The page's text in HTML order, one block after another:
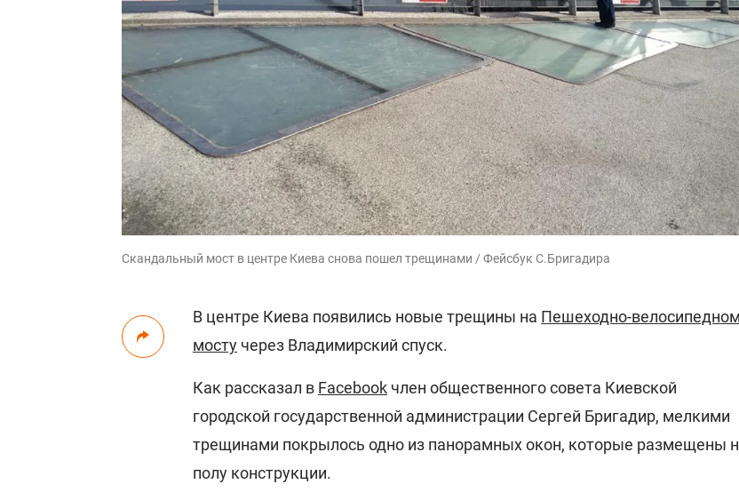
Скандальный мост в центре Киева снова пошел трещинами / Фейсбук С.Бригадира
В центре Киева появились новые трещины на Пешеходно-велосипедном
мосту через Владимирский спуск.
Как рассказал в Facebook член общественного совета Киевской
городской государственной администрации Сергей Бригадир, мелкими
трещинами покрылось одно из панорамных окон, которые размещены
полу конструкции.